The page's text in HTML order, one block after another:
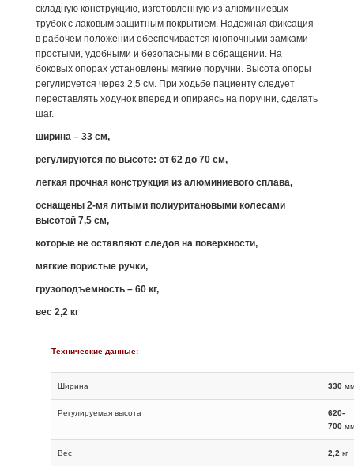
складную конструкцию, изготовленную из алюминиевых
трубок с лаковым защитным покрытием. Надежная фиксация
в рабочем положении обеспечивается кнопочными замками -
простыми, удобными и безопасными в обращении. На
боковых опорах установлены мягкие поручни. Высота опоры
регулируется через 2,5 см. При ходьбе пациенту следует
переставлять ходунок вперед и опираясь на поручни, сделать
шаг.
ширина – 33 см,
регулируются по высоте: от 62 до 70 см,
легкая прочная конструкция из алюминиевого сплава,
оснащены 2-мя литыми полиуритановыми колесами
высотой 7,5 см,
которые не оставляют следов на поверхности,
мягкие пористые ручки,
грузоподъемность – 60 кг,
вес 2,2 кг
Технические данные:
Ширина 330
Регулируемая высота
620-
700
Вес 2,2 кг